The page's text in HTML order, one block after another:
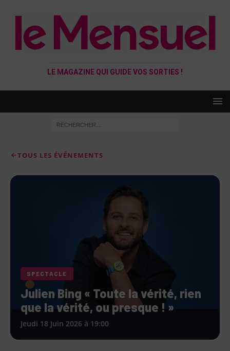
LE MAGAZINE QUI GUIDE VOS SORTIES !
TOUS LES ÉVÉNEMENTS
SPECTACLE
Julien Bing « Toute la vérité, rien
que la vérité, ou presque ! »
Jeudi 18 Juin 2026 à 19:00